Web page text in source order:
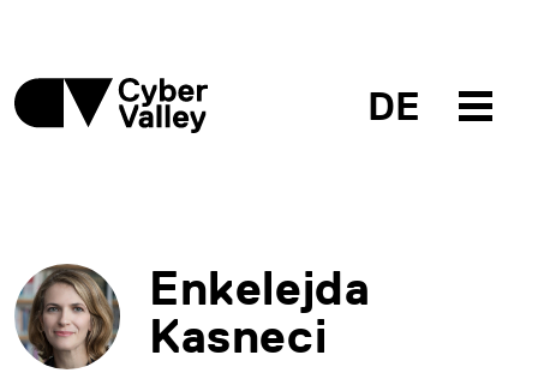
DE
Enkelejda
Kasneci